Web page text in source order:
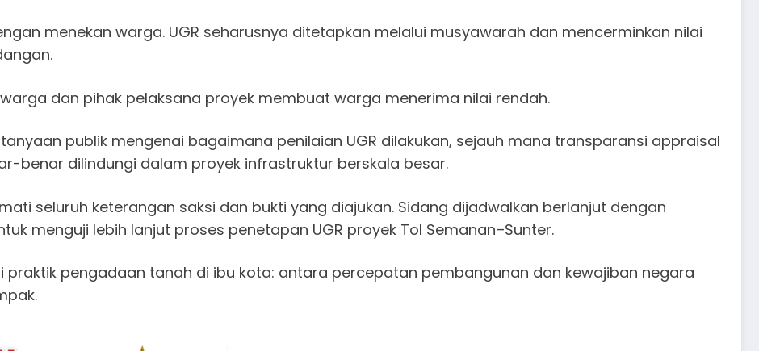
menekan warga. UGR seharusnya ditetapkan melalui musyawarah dan mencerminkan nilai
dan pihak pelaksana proyek membuat warga menerima nilai rendah.
publik mengenai bagaimana penilaian UGR dilakukan, sejauh mana transparansi appraisal
benar dilindungi dalam proyek infrastruktur berskala besar.
seluruh keterangan saksi dan bukti yang diajukan. Sidang dijadwalkan berlanjut dengan
menguji lebih lanjut proses penetapan UGR proyek Tol Semanan–Sunter.
praktik pengadaan tanah di ibu kota: antara percepatan pembangunan dan kewajiban negara